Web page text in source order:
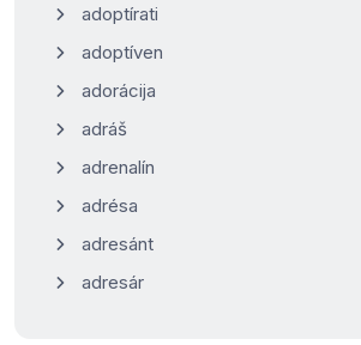
adoptírati
adoptíven
adorácija
adráš
adrenalín
adrésa
adresánt
adresár